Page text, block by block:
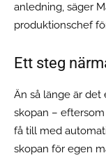
anledning, säger
produktionschef
Ett steg
Än så länge är det
skopan –
få till med
skopan för egen